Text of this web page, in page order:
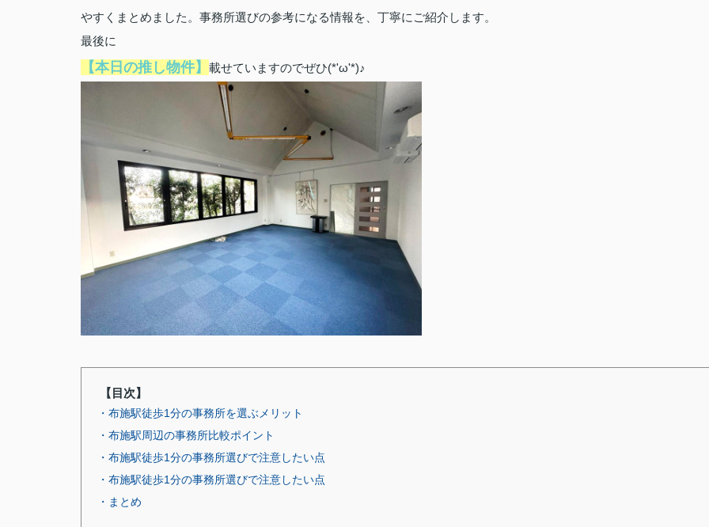
やすくまとめました。事務所選びの参考になる情報を、丁寧にご紹介します。
最後に
【本日の推し物件】 載せていますのでぜひ(*'ω'*)♪
【目次】
・布施駅徒歩1分の事務所を選ぶメリット
・布施駅周辺の事務所比較ポイント
・布施駅徒歩1分の事務所選びで注意したい点
・布施駅徒歩1分の事務所選びで注意したい点
・まとめ